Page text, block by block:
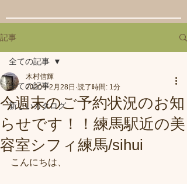
記事
全ての記事
新しいカタログ
全ての記事
今週末のご予約状況のお知
らせです！！練馬駅近の美
容室シフィ練馬/sihui
木村信輝
2020年2月28日 読了時間: 1分
こんにちは、